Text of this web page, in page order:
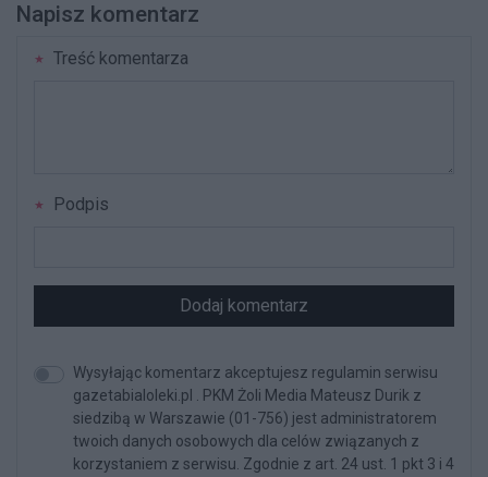
Napisz komentarz
Treść komentarza
Podpis
Dodaj komentarz
Wysyłając komentarz akceptujesz regulamin serwisu
gazetabialoleki.pl . PKM Żoli Media Mateusz Durik z
siedzibą w Warszawie (01-756) jest administratorem
twoich danych osobowych dla celów związanych z
korzystaniem z serwisu. Zgodnie z art. 24 ust. 1 pkt 3 i 4